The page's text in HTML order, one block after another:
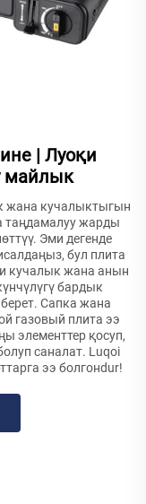
| Луоқи
майлык
жана кучалыктыгын
таңдамалуу жарды
Эми дегенде
бул плита
кучалык жана анын
бардык
Сапка жана
газовый плита ээ
элементтер қосуп,
саналат. Luqoi
ээ болгонdur!